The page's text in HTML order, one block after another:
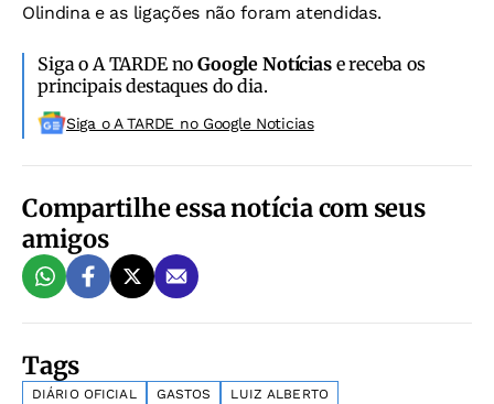
Olindina e as ligações não foram atendidas.
Siga o A TARDE noGoogle Notíciase receba os
principais destaques do dia.
Siga o A TARDE no Google Noticias
Compartilhe essa notícia com seus
amigos
Tags
DIÁRIO OFICIAL GASTOS
LUIZ ALBERTO